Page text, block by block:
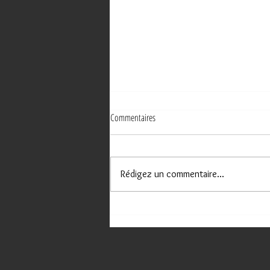
"COUVREUR ET PEINTRE" À MALEMORT !
Commentaires
Rédigez un commentaire...